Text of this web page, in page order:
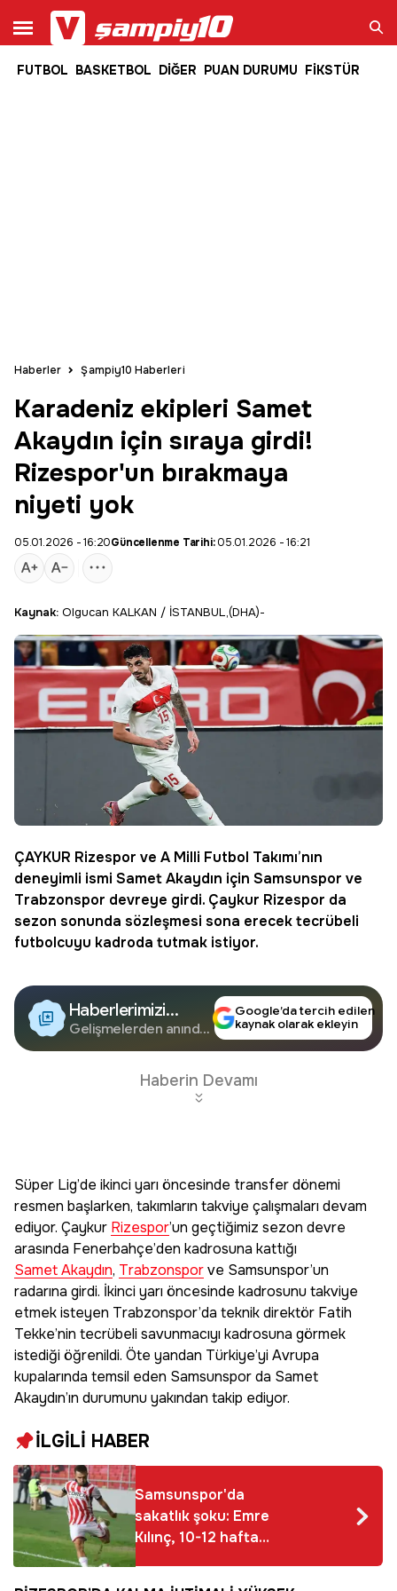
FUTBOL BASKETBOL DİĞER PUAN DURUMU FİKSTÜRAra
Haberler Şampiy10 Haberleri
Karadeniz ekipleri Samet
Akaydın için sıraya girdi!
Rizespor'un bırakmaya
niyeti yok
05.01.2026 - 16:20Güncellenme Tarihi:05.01.2026 - 16:21
Kaynak: Olgucan KALKAN / İSTANBUL,(DHA)-
ÇAYKUR Rizespor ve A Milli Futbol Takımı’nın
deneyimli ismi Samet Akaydın için Samsunspor ve
Trabzonspor devreye girdi. Çaykur Rizespor da
sezon sonunda sözleşmesi sona erecek tecrübeli
futbolcuyu kadroda tutmak istiyor.
Haberlerimizi
Google'da Takip
Edin
Gelişmelerden anında
Google’da tercih edilen
kaynak olarak ekleyin
Haberin Devamı
Süper Lig’de ikinci yarı öncesinde transfer dönemi
resmen başlarken, takımların takviye çalışmaları devam
ediyor. Çaykur Rizespor’un geçtiğimiz sezon devre
arasında Fenerbahçe’den kadrosuna kattığı
Samet Akaydın, Trabzonsporve Samsunspor’un
radarına girdi. İkinci yarı öncesinde kadrosunu takviye
etmek isteyen Trabzonspor’da teknik direktör Fatih
Tekke’nin tecrübeli savunmacıyı kadrosuna görmek
istediği öğrenildi. Öte yandan Türkiye’yi Avrupa
kupalarında temsil eden Samsunspor da Samet
Akaydın’ın durumunu yakından takip ediyor.
İLGİLİ HABER
Samsunspor'da
sakatlık şoku: Emre
Kılınç, 10-12 hafta
sahalardan uzak